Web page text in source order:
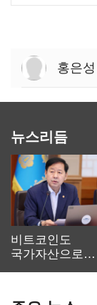
홍은성
뉴스리듬
비트코인도
국가자산으로…'